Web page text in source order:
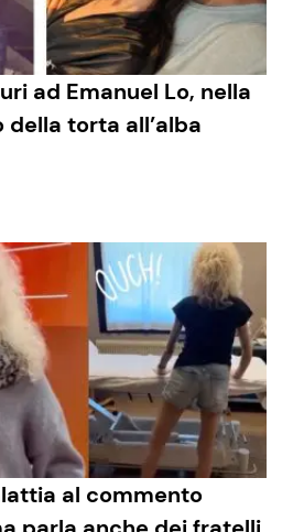
ad Emanuel Lo, nella
torta all’alba
al commento